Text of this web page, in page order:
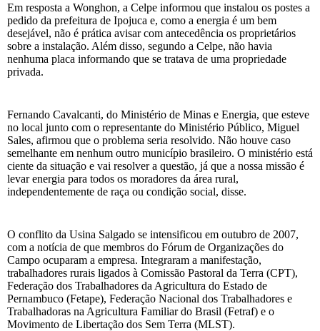
Em resposta a Wonghon, a Celpe informou que instalou os postes a
pedido da prefeitura de Ipojuca e, como a energia é um bem
desejável, não é prática avisar com antecedência os proprietários
sobre a instalação. Além disso, segundo a Celpe, não havia
nenhuma placa informando que se tratava de uma propriedade
privada.
Fernando Cavalcanti, do Ministério de Minas e Energia, que esteve
no local junto com o representante do Ministério Público, Miguel
Sales, afirmou que o problema seria resolvido. Não houve caso
semelhante em nenhum outro município brasileiro. O ministério está
ciente da situação e vai resolver a questão, já que a nossa missão é
levar energia para todos os moradores da área rural,
independentemente de raça ou condição social, disse.
O conflito da Usina Salgado se intensificou em outubro de 2007,
com a notícia de que membros do Fórum de Organizações do
Campo ocuparam a empresa. Integraram a manifestação,
trabalhadores rurais ligados à Comissão Pastoral da Terra (CPT),
Federação dos Trabalhadores da Agricultura do Estado de
Pernambuco (Fetape), Federação Nacional dos Trabalhadores e
Trabalhadoras na Agricultura Familiar do Brasil (Fetraf) e o
Movimento de Libertação dos Sem Terra (MLST).